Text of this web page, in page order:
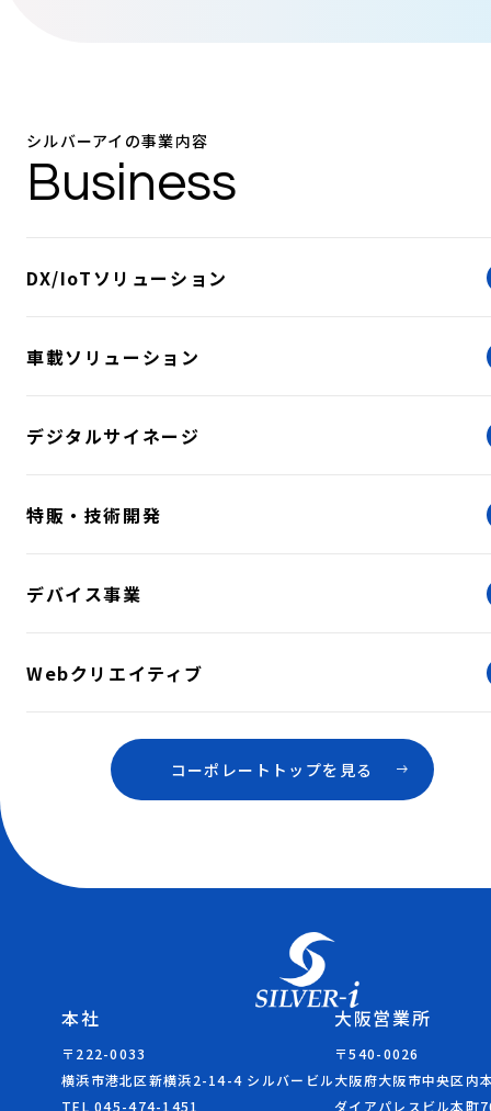
シルバーアイの事業内容
Business
DX/IoTソリューション
車載ソリューション
デジタルサイネージ
特販・技術開発
デバイス事業
Webクリエイティブ
コーポレートトップを見る
本社
〒222-0033
横浜市港北区新横浜2-14-4 シルバービル
TEL 045-474-1451
大阪営業所
〒540-0026
大阪府大阪市中央区内
ダイアパレスビル本町